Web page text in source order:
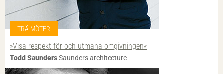
TRÄ MÖTER
»Visa respekt för och utmana omgivningen«
Todd SaundersSaunders architecture